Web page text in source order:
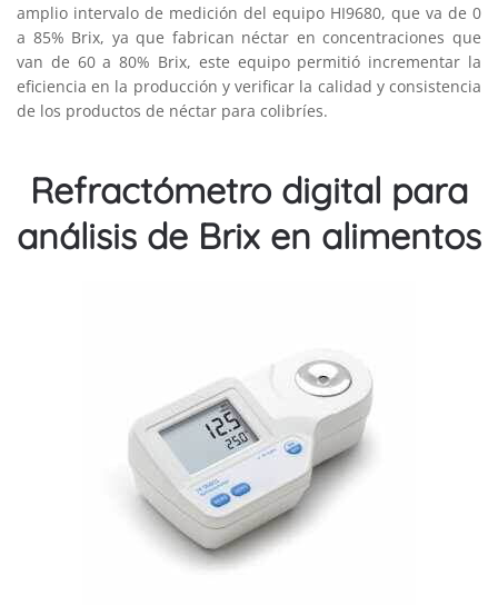
amplio intervalo de medición del equipo HI9680, que va de 0
a 85% Brix, ya que fabrican néctar en concentraciones que
van de 60 a 80% Brix, este equipo permitió incrementar la
eficiencia en la producción y verificar la calidad y consistencia
de los productos de néctar para colibríes.
Refractómetro digital para
análisis de Brix en alimentos